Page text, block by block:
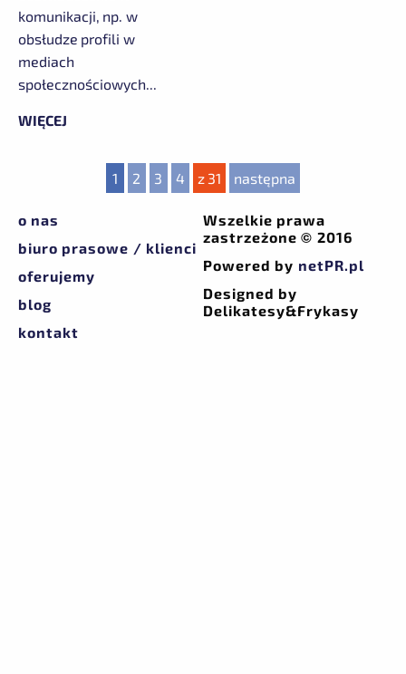
komunikacji, np. w
obsłudze profili w
mediach
społecznościowych...
WIĘCEJ
1 2 3 4 z 31 następna
o nas
biuro prasowe / klienci
oferujemy
blog
kontakt
Wszelkie prawa
zastrzeżone © 2016
Powered by netPR.pl
Designed by
Delikatesy&Frykasy